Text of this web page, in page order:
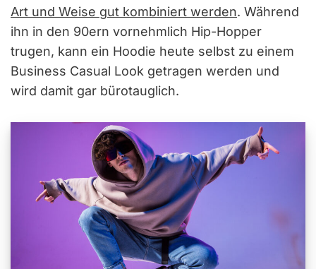
Art und Weise gut kombiniert werden. Während
ihn in den 90ern vornehmlich Hip-Hopper
trugen, kann ein Hoodie heute selbst zu einem
Business Casual Look getragen werden und
wird damit gar bürotauglich.